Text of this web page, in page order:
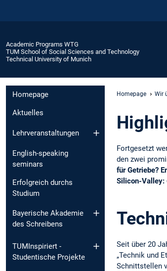
Academic Programs WTG
TUM School of Social Sciences and Technology
Technical University of Munich
Homepage
Aktuelles
Lehrveranstaltungen
English-speaking
seminars
Erfolgreich durchs
Studium
Bayerische Akademie
des Schreibens
TUMInspiriert -
Studentische Projekte
Homepage Wir
Fortgesetzt
den zwei
für Getriebe?
Silicon-Valley:
Seit über 20
„Technik und
Schnittstellen